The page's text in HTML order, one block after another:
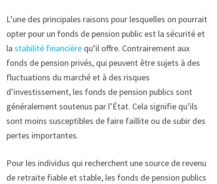
L’une des principales raisons pour lesquelles on pourrait
opter pour un fonds de pension public est la sécurité et
la stabilité financièrequ’il offre. Contrairement aux
fonds de pension privés, qui peuvent être sujets à des
fluctuations du marché et à des risques
d’investissement, les fonds de pension publics sont
généralement soutenus par l’État. Cela signifie qu’ils
sont moins susceptibles de faire faillite ou de subir des
pertes importantes.
Pour les individus qui recherchent une source de revenu
de retraite fiable et stable, les fonds de pension publics